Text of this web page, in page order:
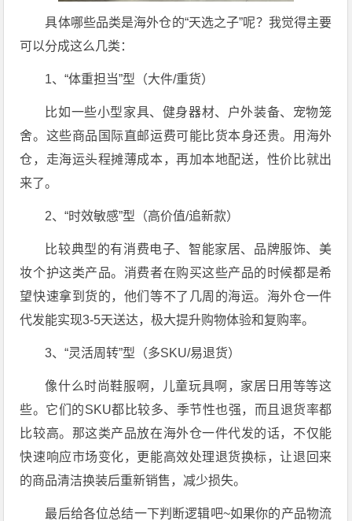
具体哪些品类是海外仓的“天选之子”呢？我觉得主要
可以分成这么几类：
1、“体重担当”型（大件/重货）
比如一些小型家具、健身器材、户外装备、宠物笼
舍。这些商品国际直邮运费可能比货本身还贵。用海外
仓，走海运头程摊薄成本，再加本地配送，性价比就出
来了。
2、“时效敏感”型（高价值/追新款）
比较典型的有消费电子、智能家居、品牌服饰、美
妆个护这类产品。消费者在购买这些产品的时候都是希
望快速拿到货的，他们等不了几周的海运。海外仓一件
代发能实现3-5天送达，极大提升购物体验和复购率。
3、“灵活周转”型（多SKU/易退货）
像什么时尚鞋服啊，儿童玩具啊，家居日用等等这
些。它们的SKU都比较多、季节性也强，而且退货率都
比较高。那这类产品放在海外仓一件代发的话，不仅能
快速响应市场变化，更能高效处理退货换标，让退回来
的商品清洁换装后重新销售，减少损失。
最后给各位总结一下判断逻辑吧~如果你的产品物流